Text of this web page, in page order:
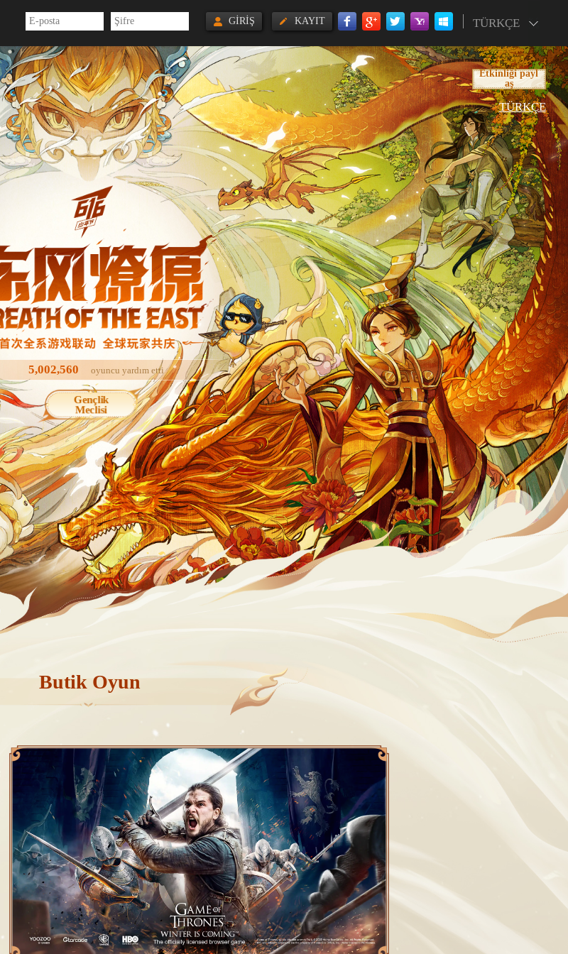
TÜRKÇE
KAYIT
GİRİŞ
Etkinliği payl
aş
TÜRKÇE
5,002,560 oyuncu yardım etti
Gençlik
Meclisi
Butik Oyun